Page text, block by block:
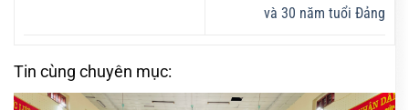
và 30 năm tuổi Đảng
Tin cùng chuyên mục: